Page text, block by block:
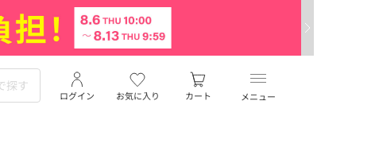
メニュー
お気に入り
ログイン カート